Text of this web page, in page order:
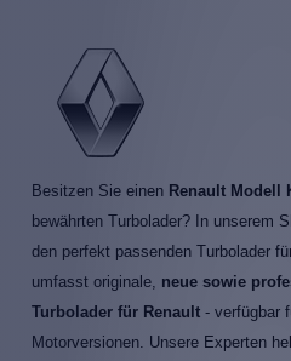
Besitzen Sie einen Renault Modell
bewährten Turbolader? In unserem
den perfekt passenden Turbolader
umfasst originale, neue sowie
Turbolader für Renault - verfügbar
Motorversionen. Unsere Experten